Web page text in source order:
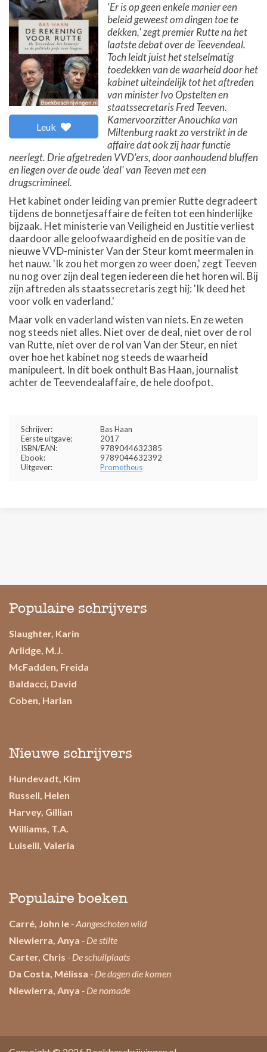
Leuk
'Er is op geen enkele manier een
beleid geweest om dingen toe te
dekken,' zegt premier Rutte na het
laatste debat over de Teevendeal.
Toch leidt juist het stelselmatig
toedekken van de waarheid door het
kabinet uiteindelijk tot het aftreden
van minister Ivo Opstelten en
staatssecretaris Fred Teeven.
Kamervoorzitter Anouchka van
Miltenburg raakt zo verstrikt in de
affaire dat ook zij haar functie
neerlegt. Drie afgetreden VVD'ers, door aanhoudend bluffen
en liegen over de oude 'deal' van Teeven met een
drugscrimineel.
Het kabinet onder leiding van premier Rutte degradeert
tijdens de bonnetjesaffaire de feiten tot een hinderlijke
bijzaak. Het ministerie van Veiligheid en Justitie verliest
daardoor alle geloofwaardigheid en de positie van de
nieuwe VVD-minister Van der Steur komt meermalen in
het nauw. 'Ik zou het morgen zo weer doen,' zegt Teeven
nu nog over zijn deal tegen iedereen die het horen wil. Bij
zijn aftreden als staatssecretaris zegt hij: 'Ik deed het
voor volk en vaderland.'
Maar volk en vaderland wisten van niets. En ze weten
nog steeds niet alles. Niet over de deal, niet over de rol
van Rutte, niet over de rol van Van der Steur, en niet
over hoe het kabinet nog steeds de waarheid
manipuleert. In dit boek onthult Bas Haan, journalist
achter de Teevendealaffaire, de hele doofpot.
Schrijver:
Bas Haan
Eerste uitgave:
2017
ISBN/EAN:
9789044632385
Ebook:
9789044632392
Uitgever:
Prometheus
Populaire schrijvers
Slaughter, Karin
Arlidge, M.J.
McFadden, Freida
Baldacci, David
Coben, Harlan
Nieuwe schrijvers
Hundevadt, Kim
Russell, Helen
Harvey, Gillian
Williams, T.A.
Luiselli, Valeria
Populaire boeken
Carré, John le - Aangeschoten wild
Niewierra, Anya - De stilte
Carter, Chris - De schuilplaats
Da Costa, Mélissa - De dagen die komen
Niewierra, Anya - De nomade